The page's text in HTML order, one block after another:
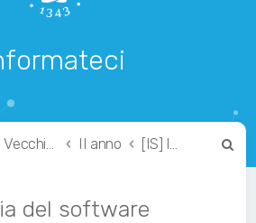
Vecchio Ordinamento II anno [IS] Ingegneria del software
del software